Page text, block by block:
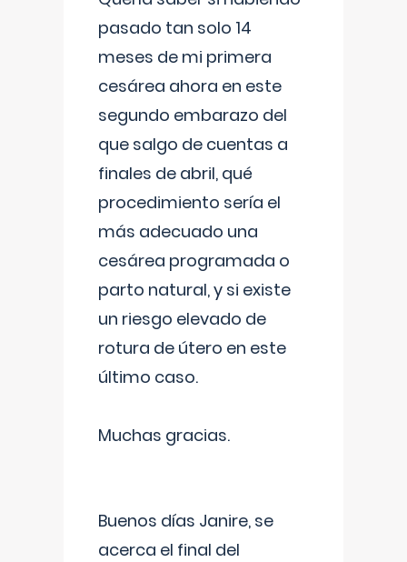
pasado tan solo 14
meses de mi primera
cesárea ahora en este
segundo embarazo del
que salgo de cuentas a
finales de abril, qué
procedimiento sería el
más adecuado una
cesárea programada o
parto natural, y si existe
un riesgo elevado de
rotura de útero en este
último caso.
Muchas gracias.
Buenos días Janire, se
acerca el final del